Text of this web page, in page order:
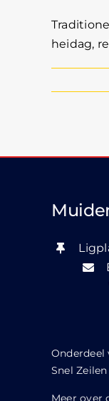
heidag,
Snel Zeilen
Meer over